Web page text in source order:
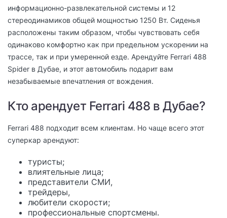
информационно-развлекательной системы и 12
стереодинамиков общей мощностью 1250 Вт. Сиденья
расположены таким образом, чтобы чувствовать себя
одинаково комфортно как при предельном ускорении на
трассе, так и при умеренной езде. Арендуйте Ferrari 488
Spider в Дубае, и этот автомобиль подарит вам
незабываемые впечатления от вождения.
Кто арендует Ferrari 488 в Дубае?
Ferrari 488 подходит всем клиентам. Но чаще всего этот
суперкар арендуют:
туристы;
влиятельные лица;
представители СМИ,
трейдеры,
любители скорости;
профессиональные спортсмены.